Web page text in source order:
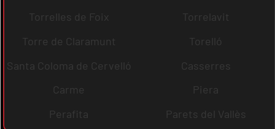
Torrelles de Foix
Torrelavit
Torre de Claramunt
Torelló
Santa Coloma de Cervelló
Casserres
Carme
Piera
Perafita
Parets del Vallès